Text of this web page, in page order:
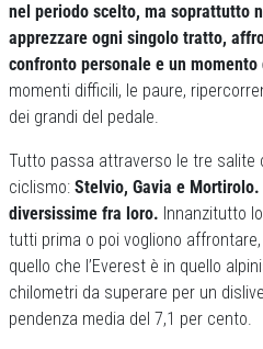
nel periodo scelto, ma soprattutto
apprezzare ogni singolo tratto,
confronto personale e un momento
momenti difficili, le paure,
dei grandi del pedale.
Tutto passa attraverso le tre salite
ciclismo: Stelvio, Gavia e
diversissime fra loro. Innanzitutto lo
tutti prima o poi vogliono
quello che l’Everest è in quello
chilometri da superare per un
pendenza media del 7,1 per cento.